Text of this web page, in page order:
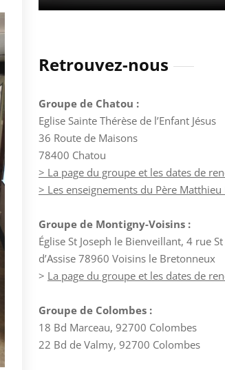
Retrouvez-nous
Groupe de Chatou :
Eglise Sainte Thérèse de l’Enfant Jésus
36 Route de Maisons
78400 Chatou
> La page du groupe et les dates de
> Les enseignements du Père
Groupe de Montigny-Voisins :
Église St Joseph le Bienveillant, 4 rue
d’Assise 78960 Voisins le Bretonneux
> La page du groupe et les dates de
Groupe de Colombes :
18 Bd Marceau, 92700 Colombes
22 Bd de Valmy, 92700 Colombes